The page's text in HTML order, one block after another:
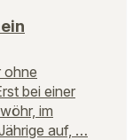
ohne
bei einer
im
auf, …